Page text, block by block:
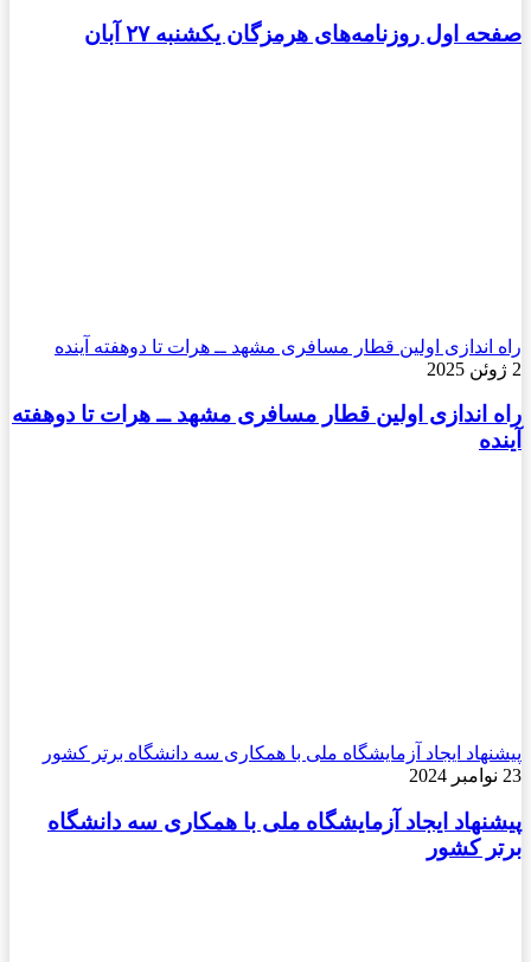
صفحه اول روزنامه‌های هرمزگان یکشنبه ۲۷ آبان
راه اندازی اولین قطار مسافری مشهد ــ هرات تا دوهفته آینده
2 ژوئن 2025
راه اندازی اولین قطار مسافری مشهد ــ هرات تا دوهفته
آینده
پیشنهاد ایجاد آزمایشگاه ملی با همکاری سه دانشگاه برتر کشور
23 نوامبر 2024
پیشنهاد ایجاد آزمایشگاه ملی با همکاری سه دانشگاه
برتر کشور